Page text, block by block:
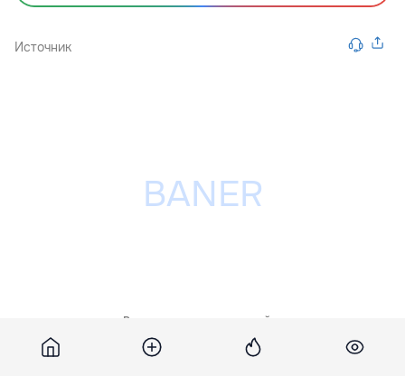
Источник
Разместить рекламу на сайте